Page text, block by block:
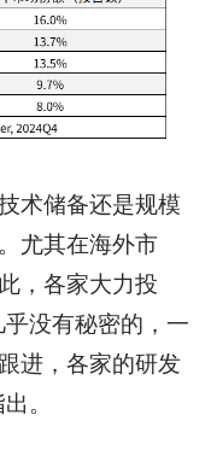
术储备还是规模
尤其在海外市
，各家大力投
没有秘密的，一
进，各家的研发
。